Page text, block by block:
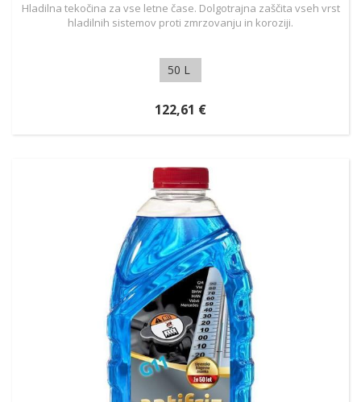
Hladilna tekočina za vse letne čase. Dolgotrajna zaščita vseh vrst
hladilnih sistemov proti zmrzovanju in koroziji.
50 L
122,61 €